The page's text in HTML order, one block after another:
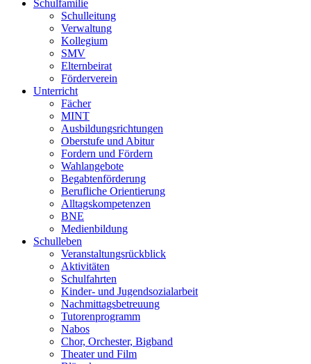
Schulfamilie
Schulleitung
Verwaltung
Kollegium
SMV
Elternbeirat
Förderverein
Unterricht
Fächer
MINT
Ausbildungsrichtungen
Oberstufe und Abitur
Fordern und Fördern
Wahlangebote
Begabtenförderung
Berufliche Orientierung
Alltagskompetenzen
BNE
Medienbildung
Schulleben
Veranstaltungsrückblick
Aktivitäten
Schulfahrten
Kinder- und Jugendsozialarbeit
Nachmittagsbetreuung
Tutorenprogramm
Nabos
Chor, Orchester, Bigband
Theater und Film